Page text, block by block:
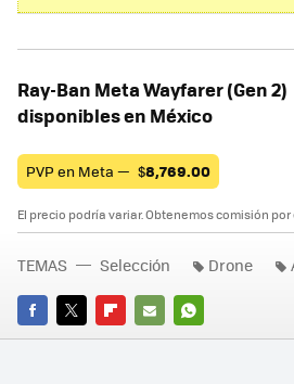
Ray-Ban Meta Wayfarer (Gen 2)
disponibles en México
PVP en Meta — $8,769.00
El precio podría variar. Obtenemos comisión
FACEBOOK
TWITTERFLIPBOARD
E-
WHATSAPP
TEMAS Selección Drone